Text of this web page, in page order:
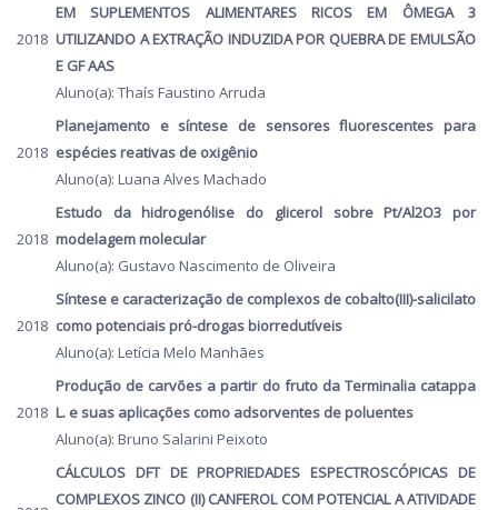
2018
EM SUPLEMENTOS ALIMENTARES RICOS EM ÔMEGA 3
UTILIZANDO A EXTRAÇÃO INDUZIDA POR QUEBRA DE EMULSÃO
E GF AAS
Aluno(a): Thaís Faustino Arruda
2018
Planejamento e síntese de sensores fluorescentes para
espécies reativas de oxigênio
Aluno(a): Luana Alves Machado
2018
Estudo da hidrogenólise do glicerol sobre Pt/Al2O3 por
modelagem molecular
Aluno(a): Gustavo Nascimento de Oliveira
2018
Síntese e caracterização de complexos de cobalto(III)-salicilato
como potenciais pró-drogas biorredutíveis
Aluno(a): Letícia Melo Manhães
2018
Produção de carvões a partir do fruto da Terminalia catappa
L. e suas aplicações como adsorventes de poluentes
Aluno(a): Bruno Salarini Peixoto
CÁLCULOS DFT DE PROPRIEDADES ESPECTROSCÓPICAS DE
COMPLEXOS ZINCO (II) CANFEROL COM POTENCIAL A ATIVIDADE